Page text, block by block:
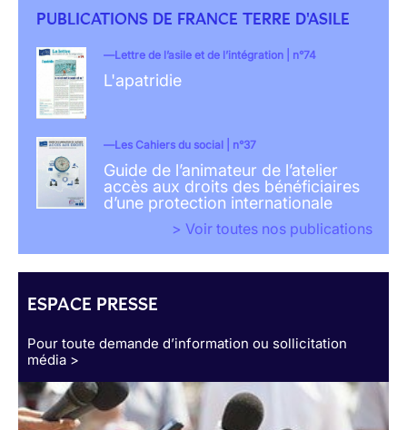
PUBLICATIONS DE FRANCE TERRE D'ASILE
Lettre de l’asile et de l’intégration | n°74
L'apatridie
Les Cahiers du social | n°37
Guide de l’animateur de l’atelier
accès aux droits des bénéficiaires
d’une protection internationale
> Voir toutes nos publications
ESPACE PRESSE
Pour toute demande d’information ou sollicitation
média >